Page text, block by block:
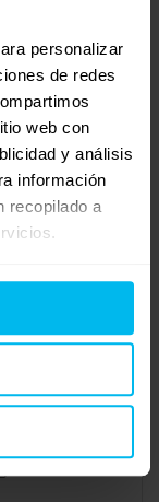
personalizar
de redes
web con
y análisis
información
recopilado a
3D o tapa
borde tapizado
importante
entre 50/55 kg
lenta y
30/35 kg para
esto va a